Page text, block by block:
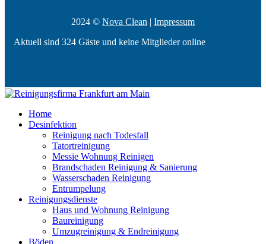
2024 © Nova Clean | Impressum
Aktuell sind 324 Gäste und keine Mitglieder online
Home
Desinfektion
Reinigung nach Todesfall
Tatortreinigung
Messie Wohnung Reinigen
Brandschaden Reinigung & Sanierung
Wasserschaden Reinigung
Entrumpelung
Reinigungsdienste
Haus und Wohnung Reinigung
Baureinigung
Umzugreinigung & Endreinigung